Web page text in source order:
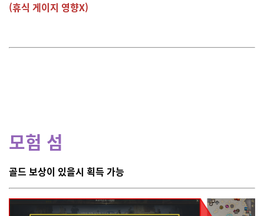
(휴식 게이지 영향X)
모험 섬
골드 보상이 있을시 획득 가능